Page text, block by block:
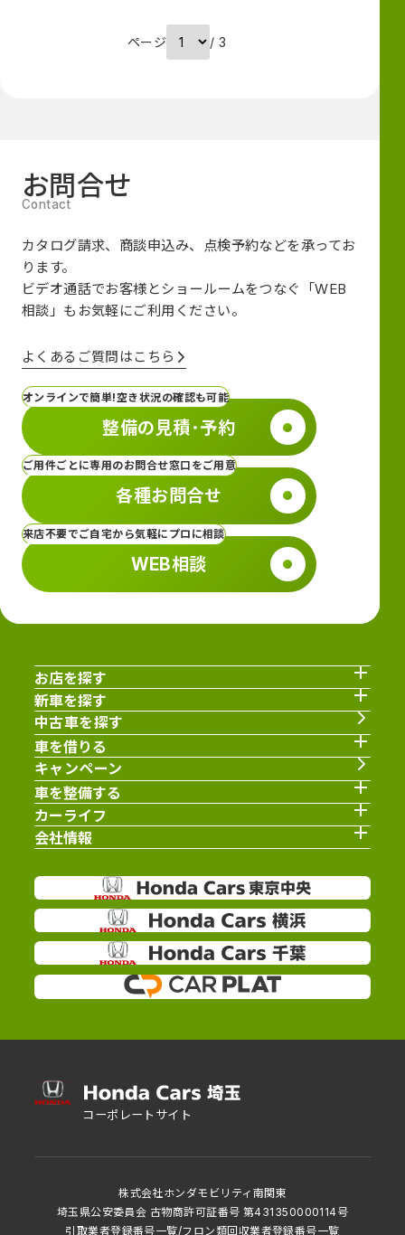
ページ / 3
お問合せ
カタログ請求、商談申込み、点検予約などを承ってお
ります。
ビデオ通話でお客様とショールームをつなぐ
「WEB
相談」も お気軽にご利用ください。
よくあるご質問はこちら
オンラインで簡単!空き状況の確認も可能
整備の見積･予約
ご用件ごとに専用のお問合せ窓口をご用意
各種お問合せ
来店不要でご自宅から気軽にプロに相談
WEB相談
お店を探す
新車を探す
中古車を探す
車を借りる
キャンペーン
車を整備する
カーライフ
会社情報
コーポレートサイト
株式会社ホンダモビリティ南関東
埼玉県公安委員会 古物商許可証番号 第431350000114号
引取業者登録番号一覧/フロン類回収業者登録番号一覧